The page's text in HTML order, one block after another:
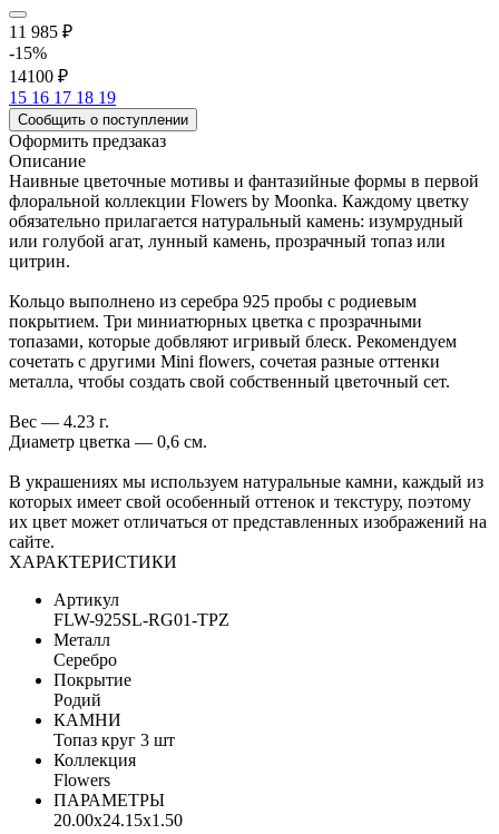
11 985 ₽
-15%
14100 ₽
15 16 17 18 19
Сообщить о поступлении
Оформить предзаказ
Описание
Наивные цветочные мотивы и фантазийные формы в первой
флоральной коллекции Flowers by Moonka. Каждому цветку
обязательно прилагается натуральный камень: изумрудный
или голубой агат, лунный камень, прозрачный топаз или
цитрин.
Кольцо выполнено из серебра 925 пробы с родиевым
покрытием. Три миниатюрных цветка с прозрачными
топазами, которые добвляют игривый блеск. Рекомендуем
сочетать с другими Mini flowers, сочетая разные оттенки
металла, чтобы создать свой собственный цветочный сет.
Вес — 4.23 г.
Диаметр цветка — 0,6 см.
В украшениях мы используем натуральные камни, каждый из
которых имеет свой особенный оттенок и текстуру, поэтому
их цвет может отличаться от представленных изображений на
сайте.
ХАРАКТЕРИСТИКИ
Артикул
FLW-925SL-RG01-TPZ
Металл
Серебро
Покрытие
Родий
КАМНИ
Топаз круг 3 шт
Коллекция
Flowers
ПАРАМЕТРЫ
20.00x24.15x1.50